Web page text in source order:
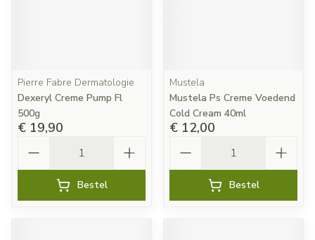
Pierre Fabre Dermatologie
Dexeryl Creme Pump Fl
500g
€ 19,90
Bestel
Mustela
Mustela Ps Creme Voedend
Cold Cream 40ml
€ 12,00
Bestel